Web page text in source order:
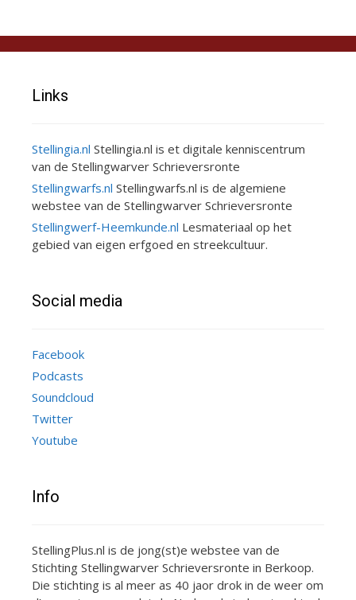
Links
Stellingia.nl Stellingia.nl is et digitale kenniscentrum
van de Stellingwarver Schrieversronte
Stellingwarfs.nl Stellingwarfs.nl is de algemiene
webstee van de Stellingwarver Schrieversronte
Stellingwerf-Heemkunde.nl Lesmateriaal op het
gebied van eigen erfgoed en streekcultuur.
Social media
Facebook
Podcasts
Soundcloud
Twitter
Youtube
Info
StellingPlus.nl is de jong(st)e webstee van de
Stichting Stellingwarver Schrieversronte in Berkoop.
Die stichting is al meer as 40 jaor drok in de weer om